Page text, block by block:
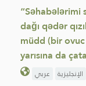
dağı qədər
müdd (bir
yarısına da
عربي الإنجليزية